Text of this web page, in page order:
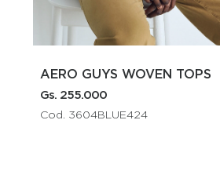
AERO GUYS SS KNIT
Gs. 175.000
Cod. 5957DKBROWN